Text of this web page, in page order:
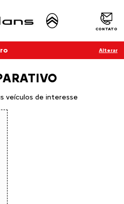
CONTATO
Alterar
veículos de interesse